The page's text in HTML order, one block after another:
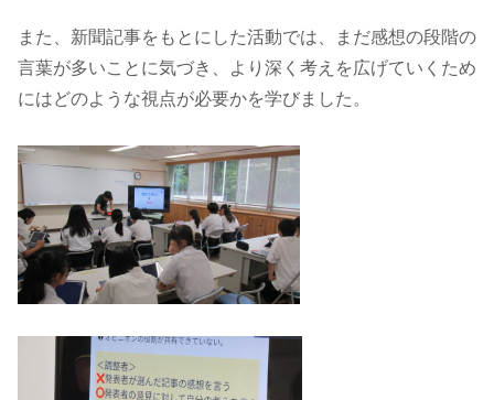
また、新聞記事をもとにした活動では、まだ感想の段階の
言葉が多いことに気づき、より深く考えを広げていくため
にはどのような視点が必要かを学びました。